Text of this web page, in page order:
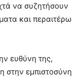
να συζητήσουν
και περαιτέρω
ευθύνη της,
στην εμπιστοσύνη